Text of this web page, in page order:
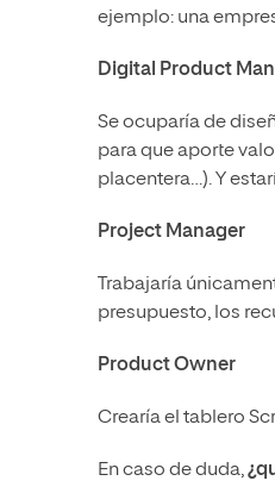
ejemplo: una
Digital Product
Se ocuparía de
para que aporte
placentera…). Y
Project Manager
Trabajaría
presupuesto, los
Product Owner
Crearía el tablero
En caso de duda,